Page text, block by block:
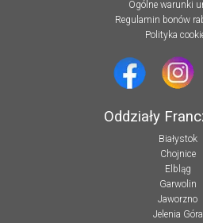
Ogólne warunki
Regulamin bonów
Polityka
Oddziały
Białystok
Chojnice
Elbląg
Garwolin
Jaworzno
Jelenia Góra